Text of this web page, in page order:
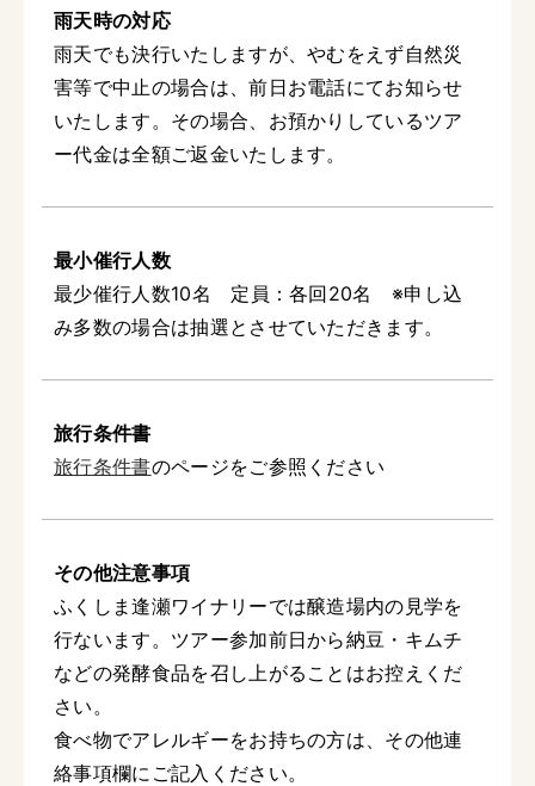
雨天時の対応
雨天でも決行いたしますが、やむをえず自然災
害等で中止の場合は、前日お電話にてお知らせ
いたします。その場合、お預かりしているツア
ー代金は全額ご返金いたします。
最小催行人数
最少催行人数10名 定員：各回20名 ※申し込
み多数の場合は抽選とさせていただきます。
旅行条件書
旅行条件書のページをご参照ください
その他注意事項
ふくしま逢瀬ワイナリーでは醸造場内の見学を
行ないます。ツアー参加前日から納豆・キムチ
などの発酵食品を召し上がることはお控えくだ
さい。
食べ物でアレルギーをお持ちの方は、その他連
絡事項欄にご記入ください。